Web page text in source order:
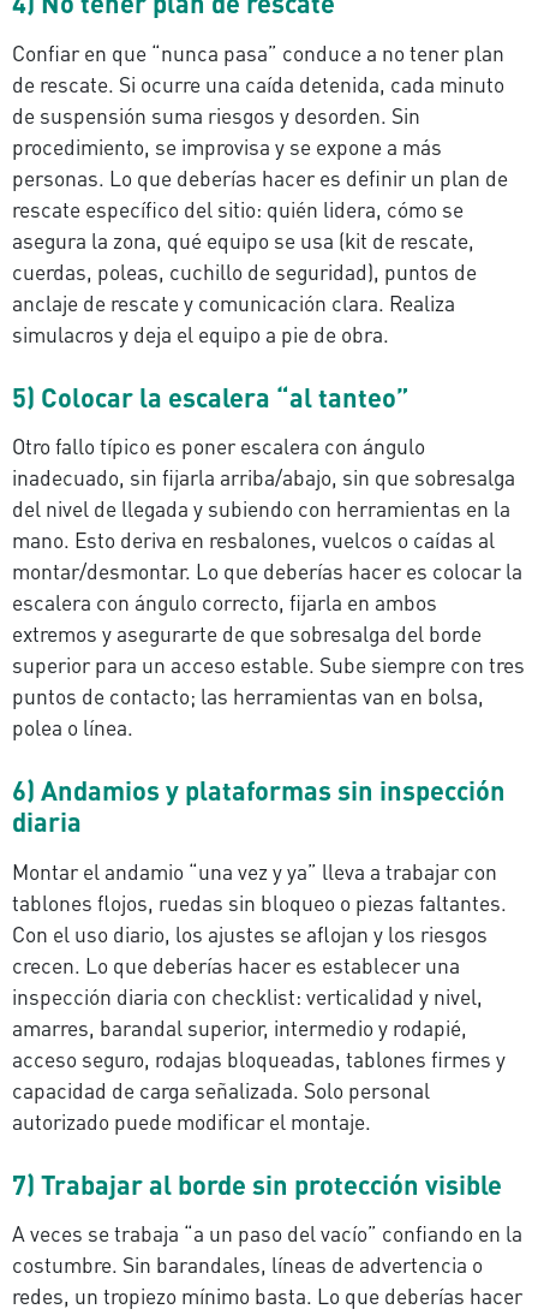
Confiar en que “nunca pasa” conduce a no tener plan
de rescate. Si ocurre una caída detenida, cada minuto
de suspensión suma riesgos y desorden. Sin
procedimiento, se improvisa y se expone a más
personas. Lo que deberías hacer es definir un plan de
rescate específico del sitio: quién lidera, cómo se
asegura la zona, qué equipo se usa (kit de rescate,
cuerdas, poleas, cuchillo de seguridad), puntos de
anclaje de rescate y comunicación clara. Realiza
simulacros y deja el equipo a pie de obra.
5) Colocar la escalera “al tanteo”
Otro fallo típico es poner escalera con ángulo
inadecuado, sin fijarla arriba/abajo, sin que sobresalga
del nivel de llegada y subiendo con herramientas en la
mano. Esto deriva en resbalones, vuelcos o caídas al
montar/desmontar. Lo que deberías hacer es colocar la
escalera con ángulo correcto, fijarla en ambos
extremos y asegurarte de que sobresalga del borde
superior para un acceso estable. Sube siempre con tres
puntos de contacto; las herramientas van en bolsa,
polea o línea.
6) Andamios y plataformas sin inspección
diaria
Montar el andamio “una vez y ya” lleva a trabajar con
tablones flojos, ruedas sin bloqueo o piezas faltantes.
Con el uso diario, los ajustes se aflojan y los riesgos
crecen. Lo que deberías hacer es establecer una
inspección diaria con checklist: verticalidad y nivel,
amarres, barandal superior, intermedio y rodapié,
acceso seguro, rodajas bloqueadas, tablones firmes y
capacidad de carga señalizada. Solo personal
autorizado puede modificar el montaje.
7) Trabajar al borde sin protección visible
A veces se trabaja “a un paso del vacío” confiando en la
costumbre. Sin barandales, líneas de advertencia o
redes, un tropiezo mínimo basta. Lo que deberías hacer